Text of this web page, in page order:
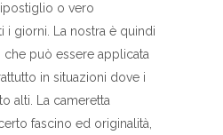
o vero
i giorni. La nostra è quindi
che può essere applicata
in situazioni dove i
alti. La cameretta
fascino ed originalità,